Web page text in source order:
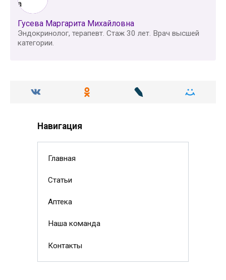
Гусева Маргарита Михайловна
Эндокринолог, терапевт. Стаж 30 лет. Врач высшей
категории.
Навигация
Главная
Статьи
Аптека
Наша команда
Контакты